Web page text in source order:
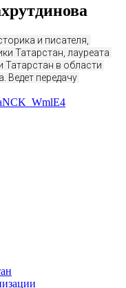
и писателя,
Татарстан, лауреата
Татарстан в области
Ведет передачу